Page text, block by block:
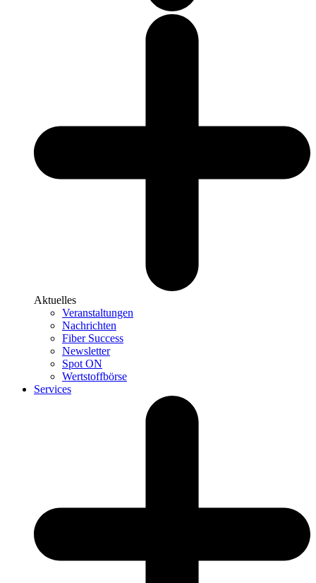
Aktuelles
Veranstaltungen
Nachrichten
Fiber Success
Newsletter
Spot ON
Wertstoffbörse
Services